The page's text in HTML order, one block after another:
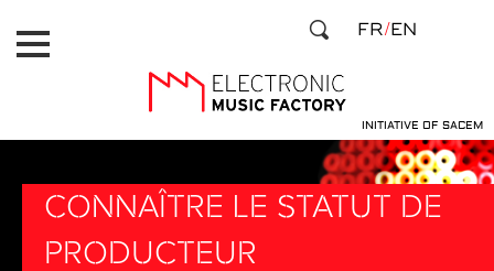
au
contenu
INITIATIVE OF SACEM
FR EN
CONNAÎTRE LE STATUT DE
PRODUCTEUR